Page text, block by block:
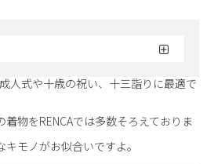
人式や十歳の祝い、十三詣りに最適で
物をRENCAでは多数そろえておりま
モノがお似合いですよ。